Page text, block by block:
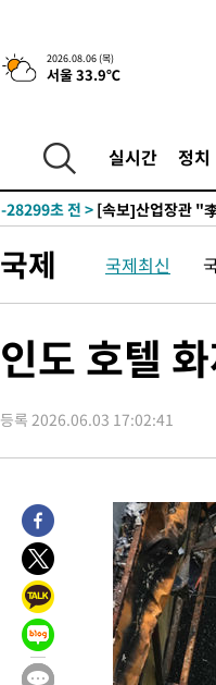
2026.08.06 (목)
서울 33.9℃
실시간 정치
2시간 전 >[속보] "이란-오만, 호
-31801초 전 >
트럼프, 한국계
-31779초 전 >
-28299초 전 > [속보]산업장관 "
색
-26383초 전 >
[속보]산업장관 "
-26176초 전 >[속보]코스피 매도
-23009초 전 >서울 열대야 15일
-21559초 전 >[속보]코스피,
-18006초 전 >6월 경상수지
-15319초 전 >
미 워싱턴주 스포
-7492초 전 >
[속보] 호르무즈 해
우 0.49%↑
-5847초 전 >
[속보] 이란 대통령
임 3년 인터뷰
2시간 전 >
[속보] "이란-오만, 호
-32164초 전 >
내일까지 39도 '
-31801초 전 >
트럼프, 한국계
국제 국제최신
인도 호텔
등록 2026.06.03 17:02:41